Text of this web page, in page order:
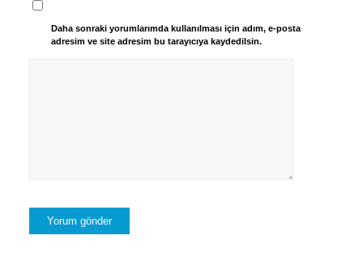
Daha sonraki yorumlarımda kullanılması için adım, e-posta
adresim ve site adresim bu tarayıcıya kaydedilsin.